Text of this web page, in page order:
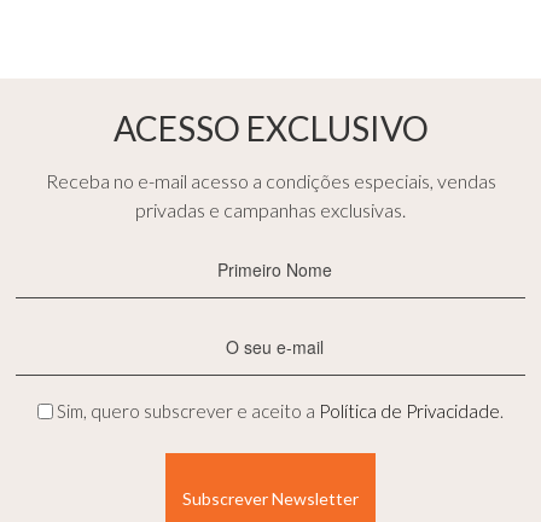
ACESSO EXCLUSIVO
Receba no e-mail acesso a condições especiais, vendas
privadas e campanhas exclusivas.
Nome
mail
Privacidade
Sim, quero subscrever e aceito a Política de Privacidade.